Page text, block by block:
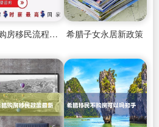
希腊购房移民流程有哪些 希腊子女永居新政策